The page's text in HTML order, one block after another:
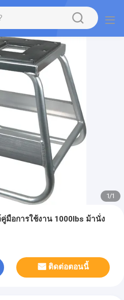
1/1
มือการใช้งาน 1000lbs ม้านั่ง
ติดต่อตอนนี้